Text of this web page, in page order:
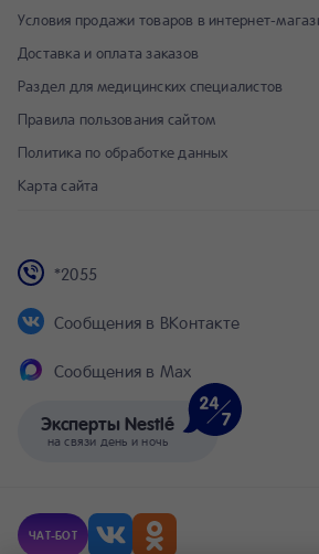
Условия продажи товаров в интернет-
Доставка и оплата заказов
Раздел для медицинских специалистов
Правила пользования сайтом
Политика по обработке данных
Карта сайта
Эксперты Nestlé
на связи день и ночь
*2055
Сообщения в ВКонтакте
Сообщения в Max
ЧАТ-БОТ